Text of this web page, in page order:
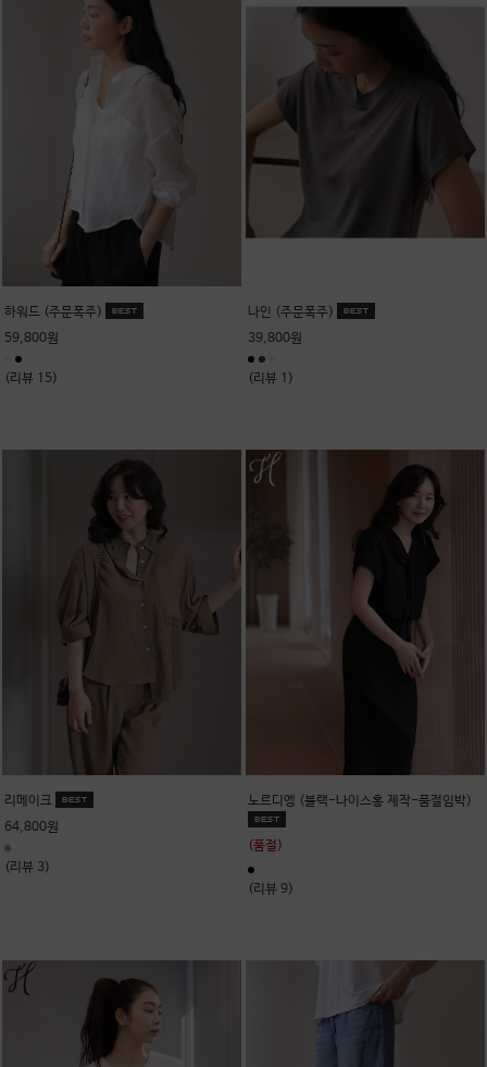
하워드 (주문폭주)
59,800원
(리뷰 15)
나인 (주문폭주)
39,800원
(리뷰 1)
리메이크
64,800원
(리뷰 3)
노르디엥 (블랙-나이스홍 제작-품절임박)
(품절)
(리뷰 9)